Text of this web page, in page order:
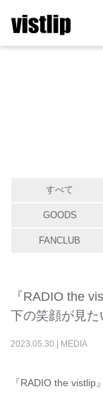
すべて
GOODS
FANCLUB
『RADIO the
下の笑顔が見た
2023.05.30 MEDIA
『RADIO the vistlip